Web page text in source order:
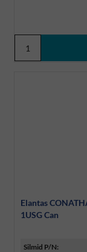
Elantas
1USG Can
Silmid P/N: